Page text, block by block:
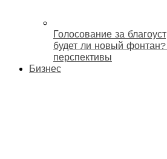
Голосование за
будет ли новый
перспективы
Бизнес